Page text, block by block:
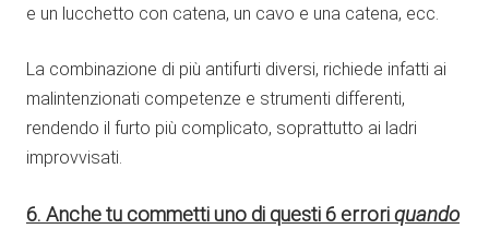
e un lucchetto con catena, un cavo e una catena, ecc.
La combinazione di più antifurti diversi, richiede infatti ai
malintenzionati competenze e strumenti differenti,
rendendo il furto più complicato, soprattutto ai ladri
improvvisati.
6. Anche tu commetti uno di questi 6 erroriquando